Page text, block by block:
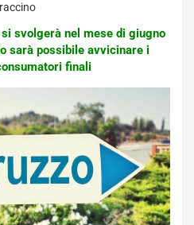
svolgerà nel mese di giugno
sarà possibile avvicinare i
finali